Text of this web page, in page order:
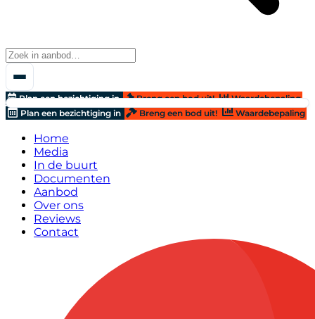
Plan een bezichtiging in Breng een bod uit!
Waardebepaling
Plan een bezichtiging in
Breng een bod uit! Waardebepaling
Home
Media
In de buurt
Documenten
Aanbod
Over ons
Reviews
Contact